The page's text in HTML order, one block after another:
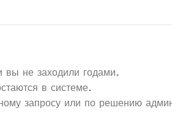
вы не заходили годами.
в системе.
запросу или по решению